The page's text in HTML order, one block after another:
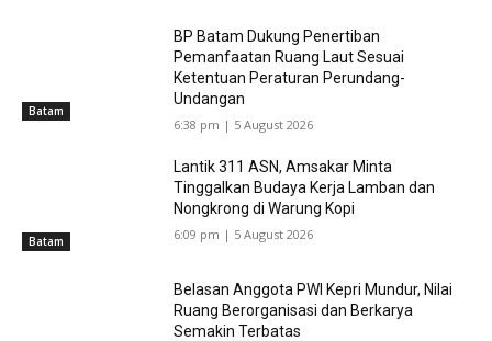
Batam
BP Batam Dukung Penertiban
Pemanfaatan Ruang Laut Sesuai
Ketentuan Peraturan Perundang-
Undangan
6:38 pm | 5 August 2026
Batam
Lantik 311 ASN, Amsakar Minta
Tinggalkan Budaya Kerja Lamban dan
Nongkrong di Warung Kopi
6:09 pm | 5 August 2026
Belasan Anggota PWI Kepri Mundur, Nilai
Ruang Berorganisasi dan Berkarya
Semakin Terbatas